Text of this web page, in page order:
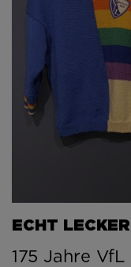
ECHT LECKER
175 Jahre